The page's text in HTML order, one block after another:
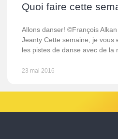
Quoi faire cette
Allons danser! ©François
Jeanty Cette semaine, je vous
les pistes de danse avec de la
23 mai 2016